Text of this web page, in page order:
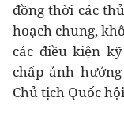
đồng thời các
hoạch chung,
các điều kiện
chấp ảnh
Chủ tịch Quốc